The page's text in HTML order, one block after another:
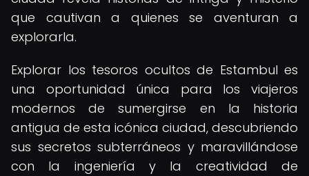
que cautivan a quienes se aventuran a
explorarla.
Explorar los tesoros ocultos de Estambul es
una oportunidad única para los viajeros
modernos de sumergirse en la historia
antigua de esta icónica ciudad, descubriendo
sus secretos subterráneos y maravillándose
con la ingeniería y la creatividad de